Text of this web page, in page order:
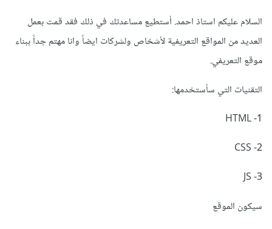
المحدودة التي لدي.
بعدها، أنتقي الكلمات المناسبة وأكون خفيفا ظريفا، لا أبالغ ولا أكذب،
ولا أطيل ولا أقصّر، فيكون العرض في حدود الميزانية ولا يفوق
المتوسط، ومن جهة أشير إلى إمكانية تقديمي لنماذج عمل جاهزة، أو
ومشاريعه المفتوحة والمنجزة، ومعلومات تتعلق بمعدل التوظيف،
في مشروعه أم لا، أتمنى أن أكون قد أفدتك، بالتوفيق.
السلام عليكم استاذ احمد. أستطيع مساعدتك في ذلك فقد قمت بعمل
العديد من المواقع التعريفية لأشخاص ولشركات ايضاََ وانا مهتم جداََ ببناء
موقع التعريفي.
التقنيات التي سأستخدمها:
1- HTML
2- CSS
3- JS
سيكون الموقع